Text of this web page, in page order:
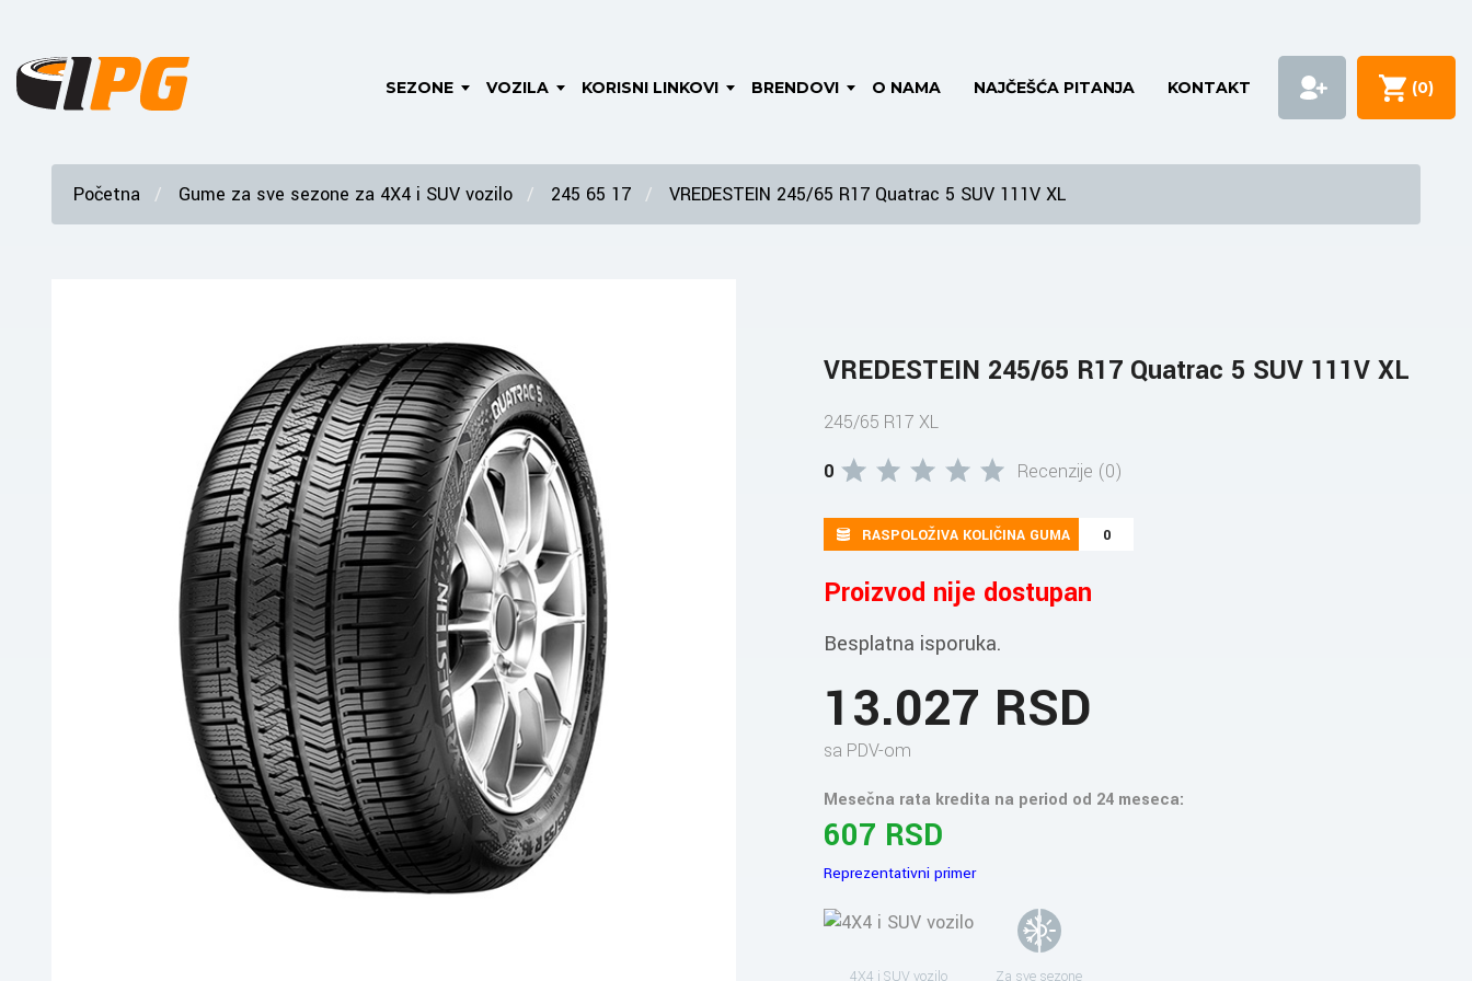
SEZONE VOZILA KORISNI LINKOVI BRENDOVI O NAMA NAJČEŠĆA PITANJA KONTAKT (0)
Početna Gume za sve sezone za 4X4 i SUV vozilo 245 65 17 VREDESTEIN 245/65 R17 Quatrac 5 SUV 111V XL
VREDESTEIN 245/65 R17 Quatrac 5 SUV 111V XL
245/65 R17 XL
0
Recenzije (0)
RASPOLOŽIVA KOLIČINA GUMA 0
Proizvod nije dostupan
Besplatna isporuka.
13.027 RSD
sa PDV-om
Mesečna rata kredita na period od 24 meseca:
607 RSD
Reprezentativni primer
4X4 i SUV vozilo Za sve sezone